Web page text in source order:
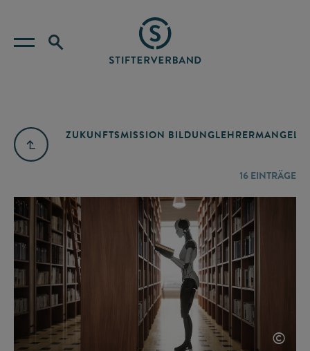
ZUKUNFTSMISSION BILDUNGLEHRERMANGEL
16 EINTRÄGE
©